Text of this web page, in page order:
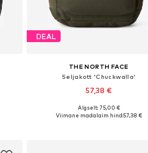
DEAL
THE NORTH FACE
Seljakott 'Chuckwalla'
57,38 €
Saadaolevad suurused: One Size
Algselt: 75,00 €
Viimane madalaim hind:57,38 €